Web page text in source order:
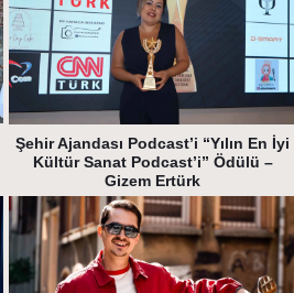
Şehir Ajandası Podcast’i “Yılın En İyi
Kültür Sanat Podcast’i” Ödülü –
Gizem Ertürk